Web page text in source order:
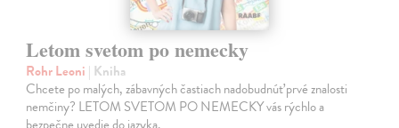
Letom svetom po nemecky
Rohr Leoni | Kniha
Chcete po malých, zábavných častiach nadobudnúť prvé znalosti
nemčiny? LETOM SVETOM PO NEMECKY vás rýchlo a